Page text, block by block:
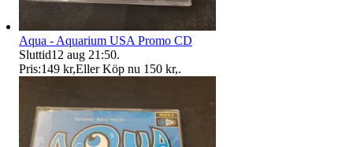
Aqua - Aquarium USA Promo CD
Sluttid12 aug 21:50.
Pris:149 kr,Eller Köp nu 150 kr,.